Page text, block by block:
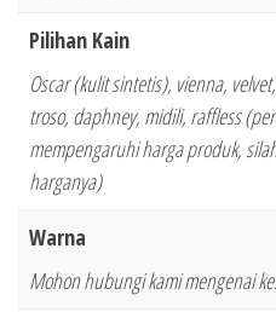
Pilihan Kain
Oscar (kulit sintetis), vienna,
troso, daphney, midili, raffless
mempengaruhi harga produk,
harganya)
Warna
Mohon hubungi kami mengenai